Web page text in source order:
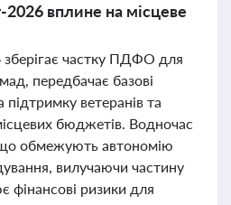
вплине на місцеве
частку ПДФО для
передбачає базові
підтримку ветеранів та
бюджетів. Водночас
обмежують автономію
вилучаючи частину
фінансові ризики для